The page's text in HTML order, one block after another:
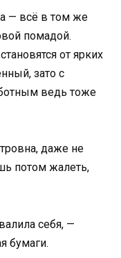
— всё в том же
помадой.
от ярких
зато с
ведь тоже
даже не
потом жалеть,
себя, —
бумаги.